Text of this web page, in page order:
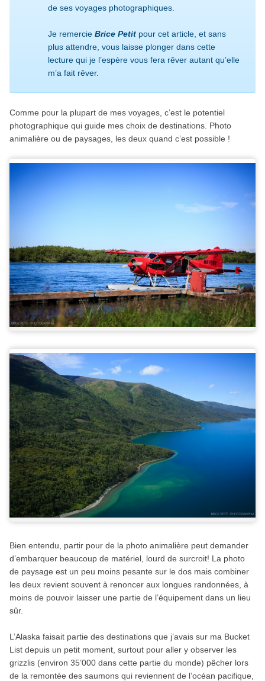
de ses voyages photographiques.
Je remercie Brice Petitpour cet article, et sans
plus attendre, vous laisse plonger dans cette
lecture qui je l’espère vous fera rêver autant qu’elle
m’a fait rêver.
Comme pour la plupart de mes voyages, c’est le potentiel
photographique qui guide mes choix de destinations. Photo
animalière ou de paysages, les deux quand c’est possible !
Bien entendu, partir pour de la photo animalière peut demander
d’embarquer beaucoup de matériel, lourd de surcroit! La photo
de paysage est un peu moins pesante sur le dos mais combiner
les deux revient souvent à renoncer aux longues randonnées, à
moins de pouvoir laisser une partie de l’équipement dans un lieu
sûr.
L’Alaska faisait partie des destinations que j’avais sur ma Bucket
List depuis un petit moment, surtout pour aller y observer les
grizzlis (environ 35’000 dans cette partie du monde) pêcher lors
de la remontée des saumons qui reviennent de l’océan pacifique,